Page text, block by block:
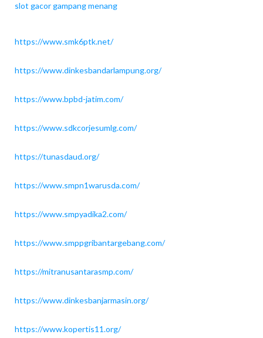
slot gacor gampang menang
https://www.smk6ptk.net/
https://www.dinkesbandarlampung.org/
https://www.bpbd-jatim.com/
https://www.sdkcorjesumlg.com/
https://tunasdaud.org/
https://www.smpn1warusda.com/
https://www.smpyadika2.com/
https://www.smppgribantargebang.com/
https://mitranusantarasmp.com/
https://www.dinkesbanjarmasin.org/
https://www.kopertis11.org/